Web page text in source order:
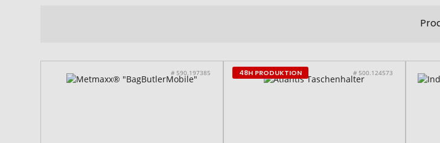
# 590.197385 48H PRODUKTION # 500.124573